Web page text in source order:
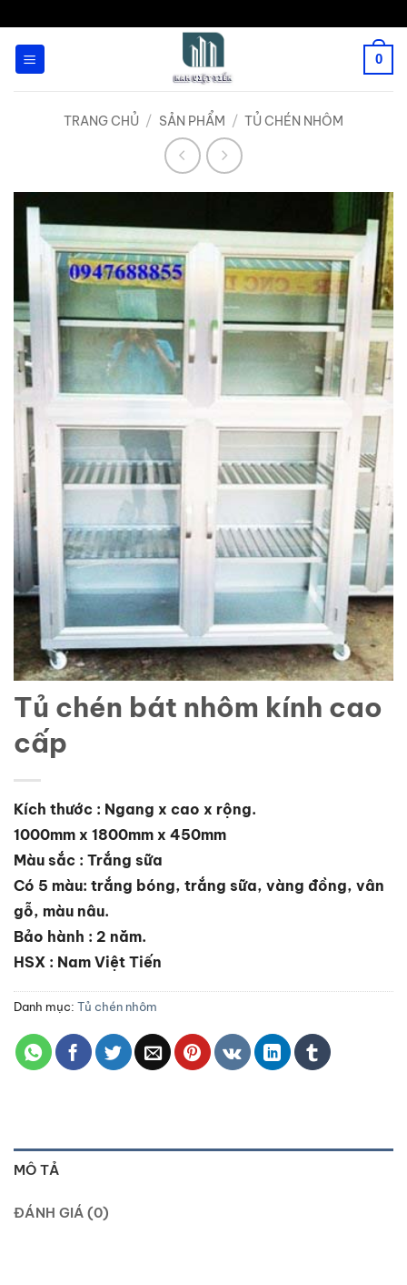
0
TRANG CHỦ / SẢN PHẨM / TỦ CHÉN NHÔM
Tủ chén bát nhôm kính cao
cấp
Kích thước : Ngang x cao x rộng.
1000mm x 1800mm x 450mm
Màu sắc : Trắng sữa
Có 5 màu: trắng bóng, trắng sữa, vàng đồng, vân
gỗ, màu nâu.
Bảo hành : 2 năm.
HSX : Nam Việt Tiến
Danh mục: Tủ chén nhôm
MÔ TẢ
ĐÁNH GIÁ (0)